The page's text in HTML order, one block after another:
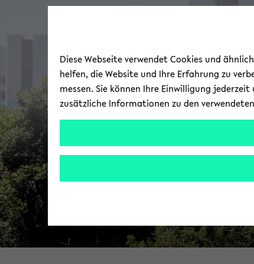
Diese Webseite verwendet Cookies und
helfen, die Website und Ihre Erfahrung zu
messen. Sie können Ihre Einwilligung
zusätzliche Informationen zu den